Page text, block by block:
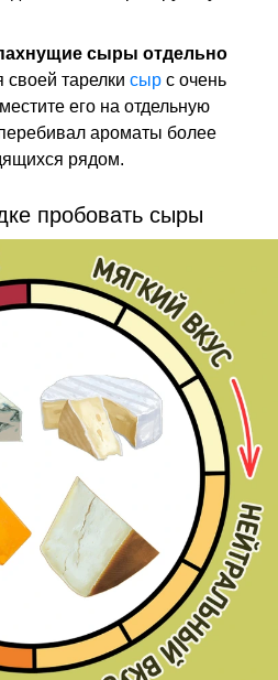
сыры отдельно
своей тарелки сыр с очень
его на отдельную
ароматы более
рядом.
пробовать сыры